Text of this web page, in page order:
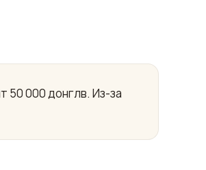
50 000 донглв. Из-за